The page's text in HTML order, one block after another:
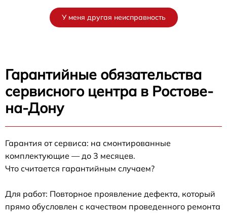
У меня другая неисправность
Гарантийные обязательства
сервисного центра в Ростове-
на-Дону
Гарантия от сервиса: на смонтированные
комплектующие — до 3 месяцев.
Что считается гарантийным случаем?
Для работ: Повторное проявление дефекта, который
прямо обусловлен с качеством проведенного ремонта